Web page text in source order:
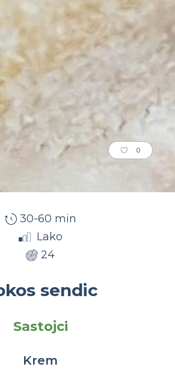
0
30-60 min
Lako
24
sendic
Sastojci
Krem